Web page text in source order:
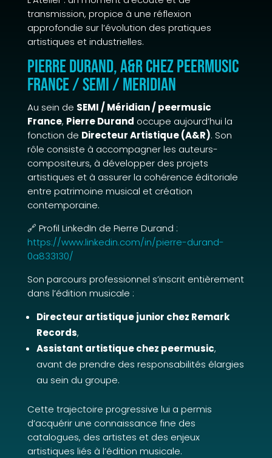
transmission, propice à une réflexion
approfondie sur l’évolution des pratiques
artistiques et industrielles.
Pierre Durand, A&R chez peermusic
France / SEMI / Meridian
Au sein de SEMI / Méridian / peermusic
France, Pierre Durand occupe aujourd’hui la
fonction de Directeur Artistique (A&R). Son
rôle consiste à accompagner les auteurs-
compositeurs, à développer des projets
artistiques et à assurer la cohérence éditoriale
entre patrimoine musical et création
contemporaine.
🔗 Profil LinkedIn de Pierre Durand :
https://www.linkedin.com/in/pierre-durand-
0a833130/
Son parcours professionnel s’inscrit entièrement
dans l’édition musicale :
Directeur artistique junior chez Remark
Records,
Assistant artistique chez peermusic,
avant de prendre des responsabilités élargies
au sein du groupe.
Cette trajectoire progressive lui a permis
d’acquérir une connaissance fine des
catalogues, des artistes et des enjeux
artistiques liés à l’édition musicale.